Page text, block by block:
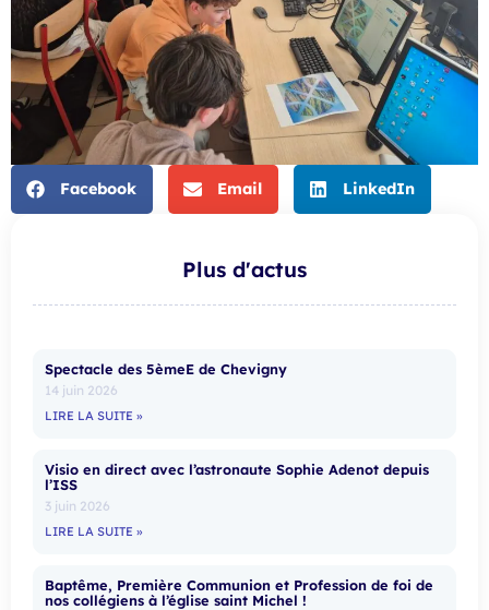
Facebook Email LinkedIn
Plus d'actus
Spectacle des 5èmeE de Chevigny
14 juin 2026
LIRE LA SUITE »
Visio en direct avec l’astronaute Sophie Adenot depuis
l’ISS
3 juin 2026
LIRE LA SUITE »
Baptême, Première Communion et Profession de foi de
nos collégiens à l’église saint Michel !